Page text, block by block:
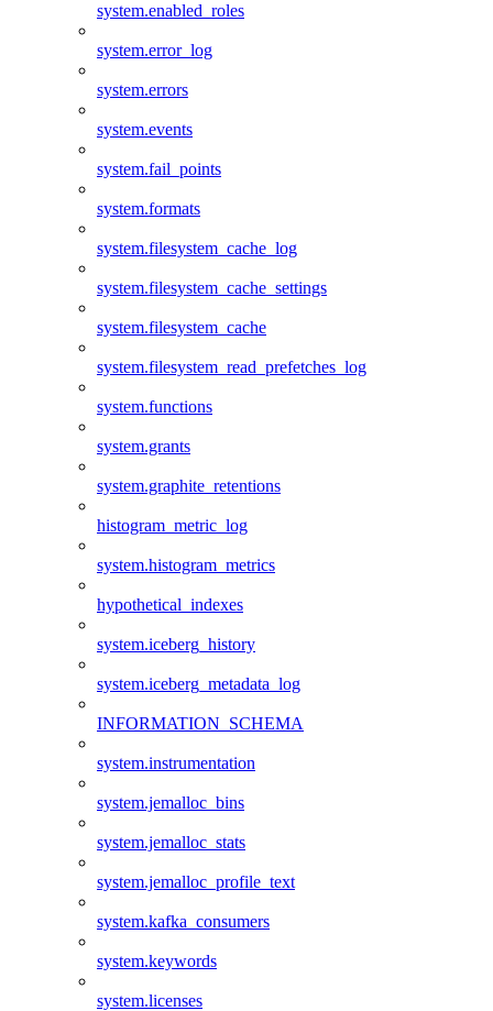
system.enabled_roles
system.error_log
system.errors
system.events
system.fail_points
system.formats
system.filesystem_cache_log
system.filesystem_cache_settings
system.filesystem_cache
system.filesystem_read_prefetches_log
system.functions
system.grants
system.graphite_retentions
histogram_metric_log
system.histogram_metrics
hypothetical_indexes
system.iceberg_history
system.iceberg_metadata_log
INFORMATION_SCHEMA
system.instrumentation
system.jemalloc_bins
system.jemalloc_stats
system.jemalloc_profile_text
system.kafka_consumers
system.keywords
system.licenses